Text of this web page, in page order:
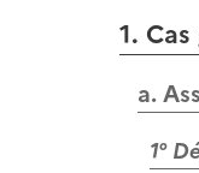
1.
a.
1°